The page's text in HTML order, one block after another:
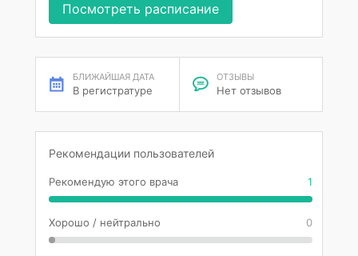
Посмотреть расписание
БЛИЖАЙШАЯ ДАТА
В регистратуре
ОТЗЫВЫ
Нет отзывов
Рекомендации пользователей
Рекомендую этого врача 1
Хорошо / нейтрально 0